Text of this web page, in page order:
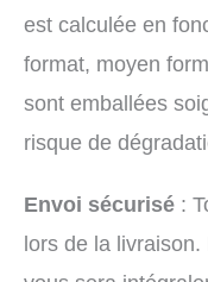
est calculée en
format, moyen
sont emballées
risque de
Envoi sécurisé :
lors de la